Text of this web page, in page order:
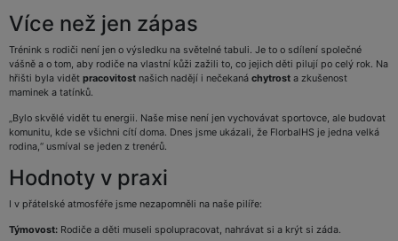
Více než jen zápas
Trénink s rodiči není jen o výsledku na světelné tabuli. Je to o sdílení společné
vášně a o tom, aby rodiče na vlastní kůži zažili to, co jejich děti pilují po celý rok. Na
hřišti byla vidět pracovitost našich nadějí i nečekaná chytrost a zkušenost
maminek a tatínků.
„Bylo skvělé vidět tu energii. Naše mise není jen vychovávat sportovce, ale budovat
komunitu, kde se všichni cítí doma. Dnes jsme ukázali, že FlorbalHS je jedna velká
rodina,“ usmíval se jeden z trenérů.
Hodnoty v praxi
I v přátelské atmosféře jsme nezapomněli na naše pilíře:
Týmovost: Rodiče a děti museli spolupracovat, nahrávat si a krýt si záda.